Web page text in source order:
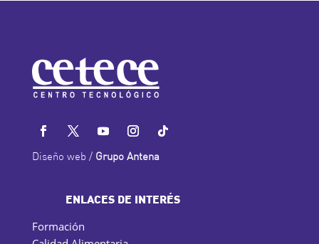
Diseño web / Grupo Antena
ENLACES DE INTERÉS
Formación